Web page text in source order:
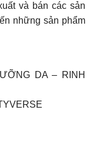
và bán các sản
những sản phẩm
DA – RINH